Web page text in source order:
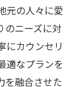
元の人々に愛
のニーズに対
にカウンセリ
適なプランを
を融合させた